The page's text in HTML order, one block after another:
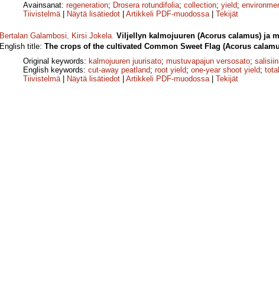
Avainsanat: regeneration; Drosera rotundifolia; collection; yield;
Tiivistelmä| Näytä lisätiedot Artikkeli PDF-muodossa| Tekijät
Bertalan Galambosi, Kirsi Jokela. Viljellyn kalmojuuren (Acorus calamus) ja
English title: The crops of the cultivated Common Sweet Flag (Acorus
Original keywords: kalmojuuren juurisato; mustuvapajun versosato; salisiini
English keywords: cut-away peatland; root yield; one-year shoot yield;
Tiivistelmä| Näytä lisätiedot Artikkeli PDF-muodossa| Tekijät